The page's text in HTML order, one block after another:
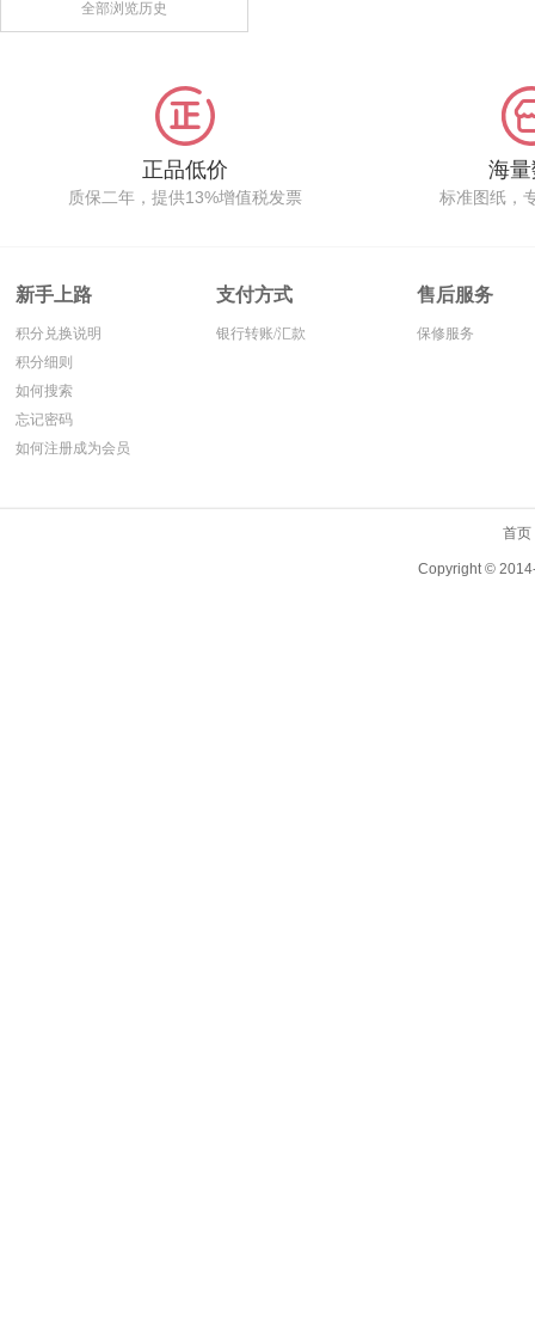
全部浏览历史
正品低价
质保二年，提供13%增值税发票
海
标准图纸，
新手上路
积分兑换说明
积分细则
如何搜索
忘记密码
如何注册成为会员
支付方式
银行转账/汇款
售后服务
保修服务
首页
Copyright ©